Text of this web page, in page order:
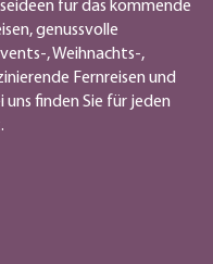
für das kommende
genussvolle
, Weihnachts-,
Fernreisen und
uns finden Sie für jeden